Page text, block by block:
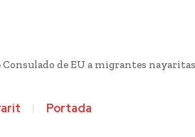
de EU a migrantes nayaritas
Portada